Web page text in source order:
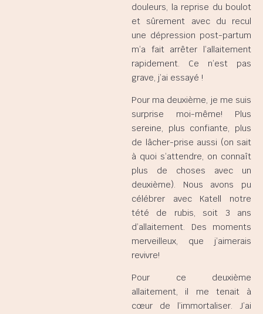
douleurs, la reprise du boulot
et sûrement avec du recul
une dépression post-partum
m’a fait arrêter l’allaitement
rapidement. Ce n’est pas
grave, j’ai essayé !
Pour ma deuxième, je me suis
surprise moi-même! Plus
sereine, plus confiante, plus
de lâcher-prise aussi (on sait
à quoi s’attendre, on connaît
plus de choses avec un
deuxième). Nous avons pu
célébrer avec Katell notre
tété de rubis, soit 3 ans
d’allaitement. Des moments
merveilleux, que j’aimerais
revivre!
Pour ce deuxième
allaitement, il me tenait à
cœur de l’immortaliser. J’ai